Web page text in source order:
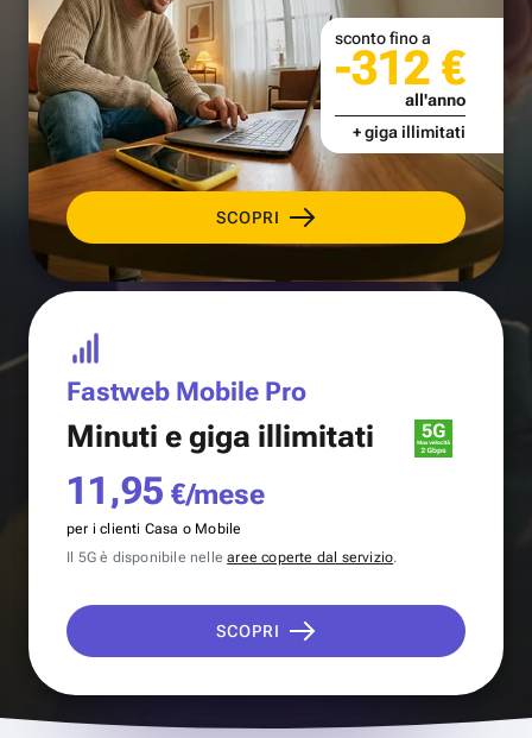
SCOPRI
sconto fino a
-312 €
all'anno
+ giga illimitati
Fastweb Mobile Pro
Minuti e giga illimitati
11,95 €/mese
per i clienti Casa o Mobile
Il 5G è disponibile nellearee coperte dal servizio.
SCOPRI